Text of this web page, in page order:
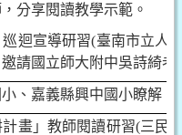
分享閱讀教學示範。
迴宣導研習(臺南市立人
請國立師大附中吳詩綺
、嘉義縣興中國小瞭解
計畫」教師閱讀研習(三民